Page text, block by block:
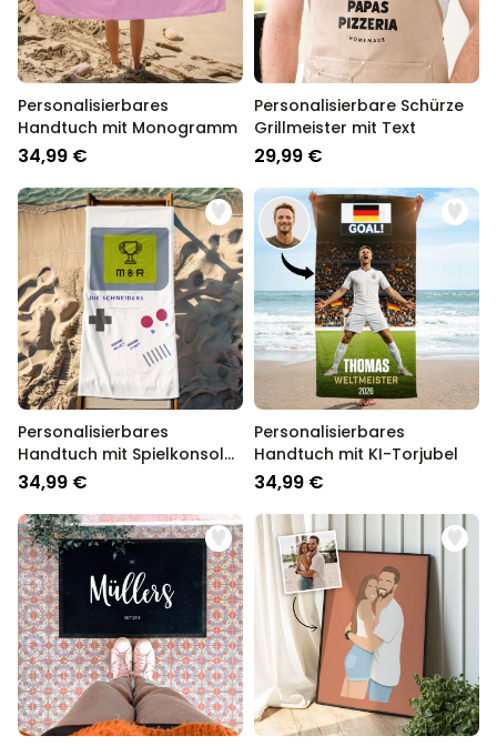
Personalisierbares
Handtuch mit Monogramm
34,99 €
Personalisierbare Schürze
Grillmeister mit Text
29,99 €
Personalisierbares
Handtuch mit Spielkonsole
und Text
34,99 €
Personalisierbares
Handtuch mit KI-Torjubel
34,99 €